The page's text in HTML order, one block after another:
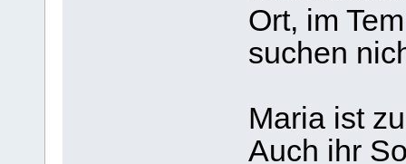
Ort, im
suchen
Maria ist
Auch ihr